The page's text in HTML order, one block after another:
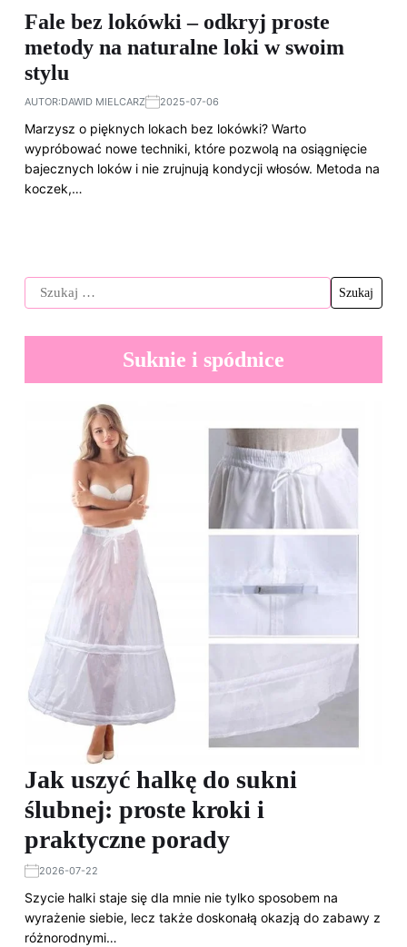
Fale bez lokówki – odkryj proste
metody na naturalne loki w swoim
stylu
AUTOR:DAWID MIELCARZ 2025-07-06
Marzysz o pięknych lokach bez lokówki? Warto
wypróbować nowe techniki, które pozwolą na osiągnięcie
bajecznych loków i nie zrujnują kondycji włosów. Metoda na
koczek,…
Suknie i spódnice
Jak uszyć halkę do sukni
ślubnej: proste kroki i
praktyczne porady
2026-07-22
Szycie halki staje się dla mnie nie tylko sposobem na
wyrażenie siebie, lecz także doskonałą okazją do zabawy z
różnorodnymi…